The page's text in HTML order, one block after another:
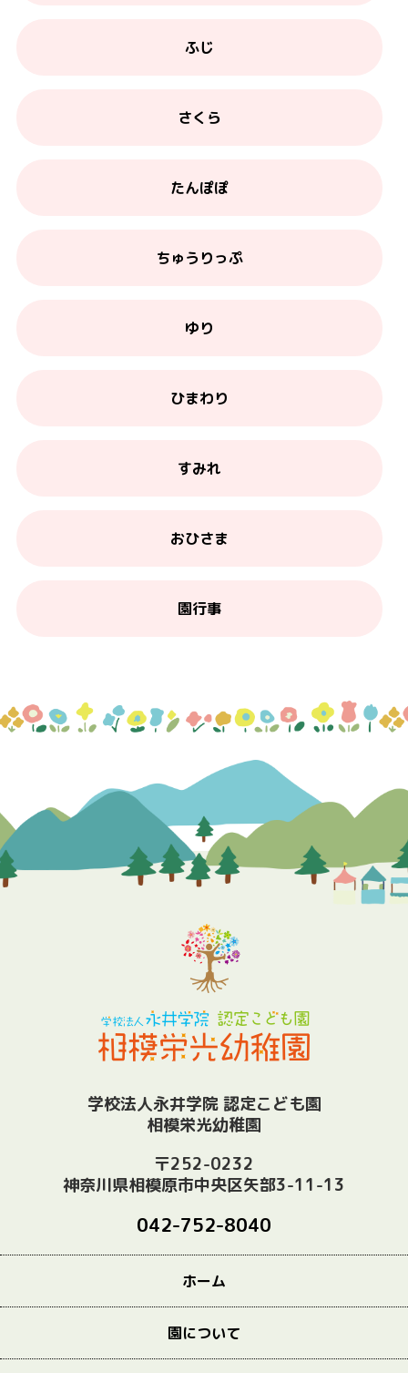
ふじ
さくら
たんぽぽ
ちゅうりっぷ
ゆり
ひまわり
すみれ
おひさま
園行事
学校法人永井学院 認定こども園
相模栄光幼稚園
〒252-0232
神奈川県相模原市中央区矢部3-11-13
042-752-8040
ホーム
園について